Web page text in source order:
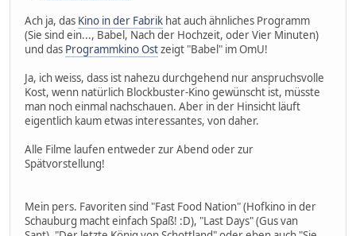
Ach ja, das Kino in der Fabrik hat auch ähnliches Programm
(Sie sind ein..., Babel, Nach der Hochzeit, oder Vier Minuten)
und das Programmkino Ostzeigt "Babel" im OmU!
Ja, ich weiss, dass ist nahezu durchgehend nur anspruchsvolle
Kost, wenn natürlich Blockbuster-Kino gewünscht ist, müsste
man noch einmal nachschauen. Aber in der Hinsicht läuft
eigentlich kaum etwas interessantes, von daher.
Alle Filme laufen entweder zur Abend oder zur
Spätvorstellung!
Mein pers. Favoriten sind "Fast Food Nation" (Hofkino in der
Schauburg macht einfach Spaß! :D), "Last Days" (Gus van